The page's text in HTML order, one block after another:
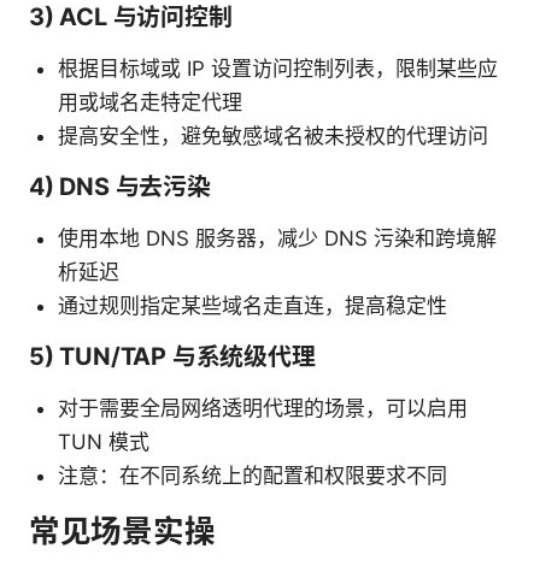
3) ACL 与访问控制
根据目标域或 IP 设置访问控制列表，限制某些应
用或域名走特定代理
提高安全性，避免敏感域名被未授权的代理访问
4) DNS 与去污染
使用本地 DNS 服务器，减少 DNS 污染和跨境解
析延迟
通过规则指定某些域名走直连，提高稳定性
5) TUN/TAP 与系统级代理
对于需要全局网络透明代理的场景，可以启用
TUN 模式
注意：在不同系统上的配置和权限要求不同
常见场景实操